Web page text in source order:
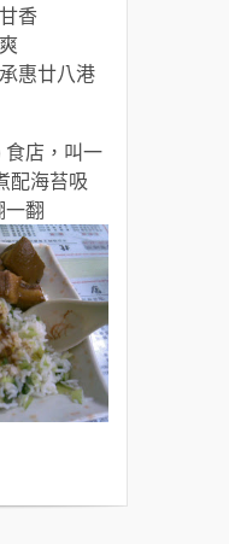
香
惠廿八港
店，叫一
配海苔吸
翻